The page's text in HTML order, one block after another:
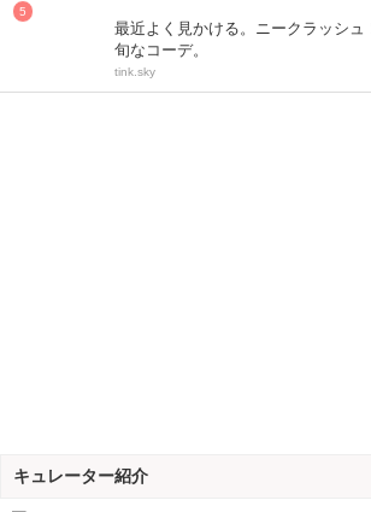
最近よく見かける。ニークラッシ
旬なコーデ。
tink.sky
キュレーター紹介